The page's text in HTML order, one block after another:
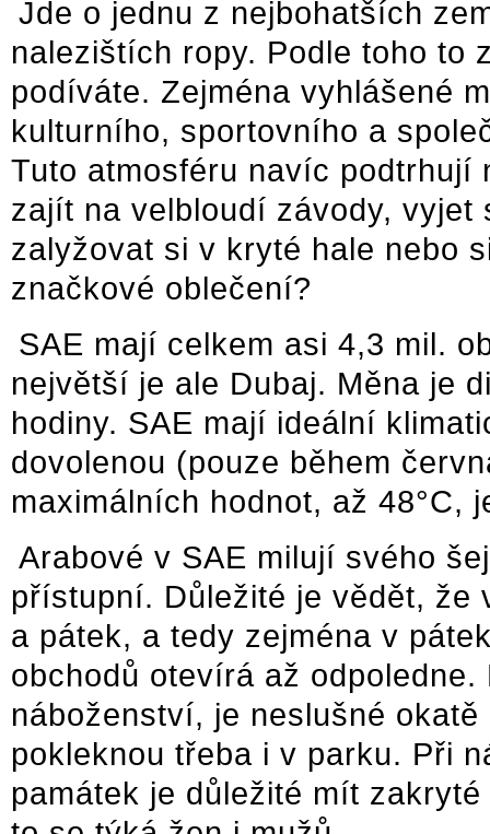
Jde o jednu z nejbohatších
nalezištích ropy. Podle toho to
podíváte. Zejména vyhlášené
kulturního, sportovního a
Tuto atmosféru navíc podtrhují
zajít na velbloudí závody,
zalyžovat si v kryté hale nebo
značkové oblečení?
SAE mají celkem asi 4,3 mil.
největší je ale Dubaj. Měna je
hodiny. SAE mají ideální
dovolenou (pouze během
maximálních hodnot, až 48°C,
Arabové v SAE milují svého
přístupní. Důležité je vědět,
a pátek, a tedy zejména v
obchodů otevírá až
náboženství, je neslušné
pokleknou třeba i v parku. Při
památek je důležité mít